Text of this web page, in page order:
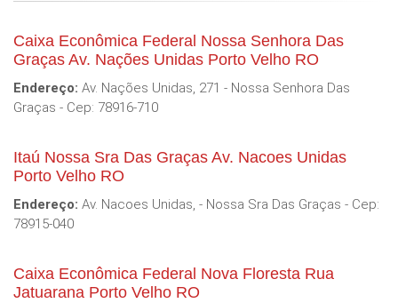
Caixa Econômica Federal Nossa Senhora Das
Graças Av. Nações Unidas Porto Velho RO
Endereço: Av. Nações Unidas, 271 - Nossa Senhora Das
Graças - Cep: 78916-710
Itaú Nossa Sra Das Graças Av. Nacoes Unidas
Porto Velho RO
Endereço: Av. Nacoes Unidas, - Nossa Sra Das Graças - Cep:
78915-040
Caixa Econômica Federal Nova Floresta Rua
Jatuarana Porto Velho RO